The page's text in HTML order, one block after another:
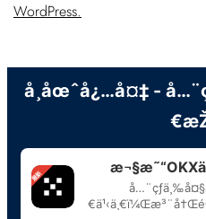
WordPress.